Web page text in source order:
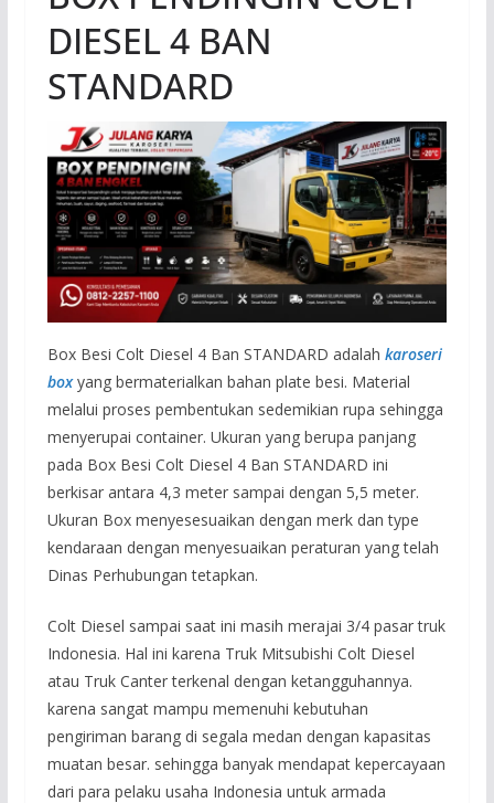
DIESEL 4 BAN
STANDARD
Box Besi Colt Diesel 4 Ban STANDARD adalah karoseri
boxyang bermaterialkan bahan plate besi. Material
melalui proses pembentukan sedemikian rupa sehingga
menyerupai container. Ukuran yang berupa panjang
pada Box Besi Colt Diesel 4 Ban STANDARD ini
berkisar antara 4,3 meter sampai dengan 5,5 meter.
Ukuran Box menyesesuaikan dengan merk dan type
kendaraan dengan menyesuaikan peraturan yang telah
Dinas Perhubungan tetapkan.
Colt Diesel sampai saat ini masih merajai 3/4 pasar truk
Indonesia. Hal ini karena Truk Mitsubishi Colt Diesel
atau Truk Canter terkenal dengan ketangguhannya.
karena sangat mampu memenuhi kebutuhan
pengiriman barang di segala medan dengan kapasitas
muatan besar. sehingga banyak mendapat kepercayaan
dari para pelaku usaha Indonesia untuk armada